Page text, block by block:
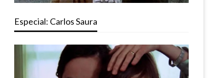
Especial: Carlos Saura